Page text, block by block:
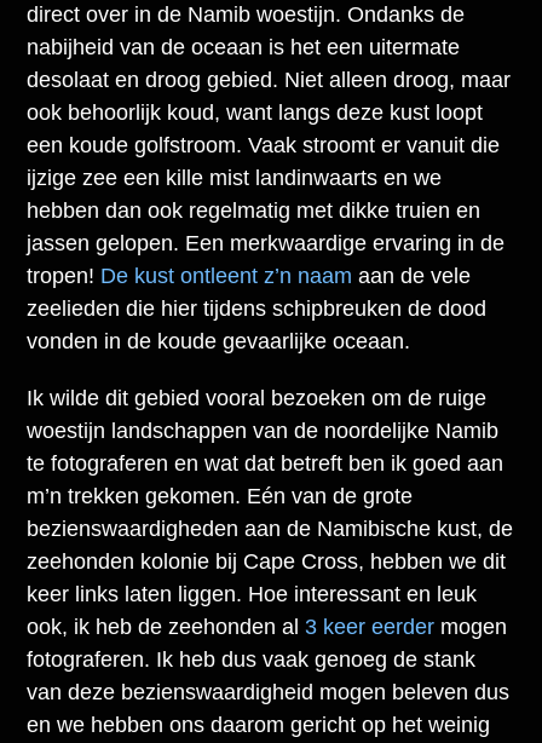
direct over in de Namib woestijn. Ondanks de
nabijheid van de oceaan is het een uitermate
desolaat en droog gebied. Niet alleen droog, maar
ook behoorlijk koud, want langs deze kust loopt
een koude golfstroom. Vaak stroomt er vanuit die
ijzige zee een kille mist landinwaarts en we
hebben dan ook regelmatig met dikke truien en
jassen gelopen. Een merkwaardige ervaring in de
tropen! De kust ontleent z’n naam aan de vele
zeelieden die hier tijdens schipbreuken de dood
vonden in de koude gevaarlijke oceaan.
Ik wilde dit gebied vooral bezoeken om de ruige
woestijn landschappen van de noordelijke Namib
te fotograferen en wat dat betreft ben ik goed aan
m’n trekken gekomen. Eén van de grote
bezienswaardigheden aan de Namibische kust, de
zeehonden kolonie bij Cape Cross, hebben we dit
keer links laten liggen. Hoe interessant en leuk
ook, ik heb de zeehonden al 3 keer eerder mogen
fotograferen. Ik heb dus vaak genoeg de stank
van deze bezienswaardigheid mogen beleven dus
en we hebben ons daarom gericht op het weinig